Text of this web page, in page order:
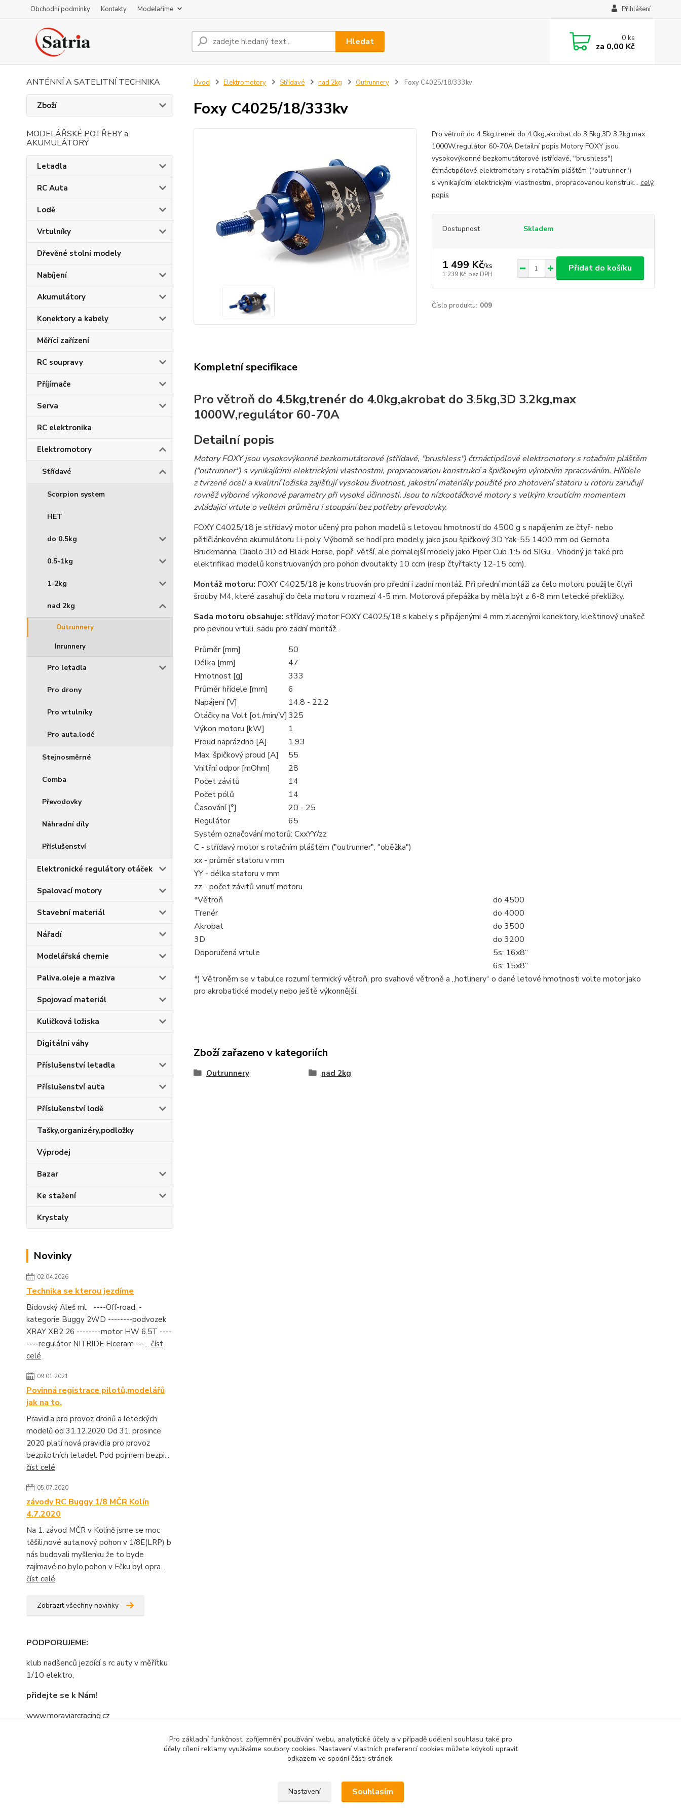
Obchodní podmínky Kontakty Modelaříme Přihlášení
Hledat 0ks
za 0,00 Kč
ANTÉNNÍ A SATELITNÍ TECHNIKA
Zboží
MODELÁŘSKÉ POTŘEBY a
AKUMULÁTORY
Letadla
RC Auta
Lodě
Vrtulníky
Dřevěné stolní modely
Nabíjení
Akumulátory
Konektory a kabely
Měřící zařízení
RC soupravy
Příjímače
Serva
RC elektronika
Elektromotory
Střídavé
Scorpion system
HET
do 0.5kg
0.5-1kg
1-2kg
nad 2kg
Outrunnery
Inrunnery
Pro letadla
Pro drony
Pro vrtulníky
Pro auta.lodě
Stejnosměrné
Comba
Převodovky
Náhradní díly
Příslušenství
Elektronické regulátory otáček
Spalovací motory
Stavební materiál
Nářadí
Modelářská chemie
Paliva.oleje a maziva
Spojovací materiál
Kuličková ložiska
Digitální váhy
Příslušenství letadla
Příslušenství auta
Příslušenství lodě
Tašky,organizéry,podložky
Výprodej
Bazar
Ke stažení
Krystaly
Novinky
02.04.2026
Technika se kterou jezdíme
Bidovský Aleš ml. ----Off-road: -
kategorie Buggy 2WD --------podvozek
XRAY XB2 26 --------motor HW 6.5T ----
----regulátor NITRIDE Elceram ---... číst
celé
09.01.2021
Povinná registrace pilotů,modelářů
jak na to.
Pravidla pro provoz dronů a leteckých
modelů od 31.12.2020 Od 31. prosince
2020 platí nová pravidla pro provoz
bezpilotních letadel. Pod pojmem bezpi...
číst celé
05.07.2020
závody RC Buggy 1/8 MČR Kolín
4.7.2020
Na 1. závod MČR v Kolíně jsme se moc
těšili,nové auta,nový pohon v 1/8E(LRP) b
nás budovali myšlenku že to byde
zajímavé,no,bylo,pohon v Ečku byl opra...
číst celé
Zobrazit všechny novinky
PODPORUJEME:
klub nadšenců jezdící s rc auty v měřítku
1/10 elektro,
přidejte se k Nám!
www.moraviarcracing.cz
Úvod Elektromotory Střídavé nad 2kg Outrunnery Foxy C4025/18/333kv
Foxy C4025/18/333kv
Pro větroň do 4.5kg,trenér do 4.0kg,akrobat do 3.5kg,3D 3.2kg,max
1000W,regulátor 60-70A Detailní popis Motory FOXY jsou
vysokovýkonné bezkomutátorové (střídavé, "brushless")
čtrnáctipólové elektromotory s rotačním pláštěm ("outrunner")
s vynikajícími elektrickými vlastnostmi, propracovanou konstruk... celý
popis
Dostupnost Skladem
1 499 Kč/ks
1 239 Kč bez DPH
Přidat do košíku
Číslo produktu: 009
Kompletní specifikace
Pro větroň do 4.5kg,trenér do 4.0kg,akrobat do 3.5kg,3D 3.2kg,max
1000W,regulátor 60-70A
Detailní popis
Motory FOXY jsou vysokovýkonné bezkomutátorové (střídavé, "brushless") čtrnáctipólové elektromotory s rotačním pláštěm
("outrunner") s vynikajícími elektrickými vlastnostmi, propracovanou konstrukcí a špičkovým výrobním zpracováním. Hřídele
z tvrzené oceli a kvalitní ložiska zajišťují vysokou životnost, jakostní materiály použité pro zhotovení statoru u rotoru zaručují
rovněž výborné výkonové parametry při vysoké účinnosti. Jsou to nízkootáčkové motory s velkým kroutícím momentem
zvládající vrtule o velkém průměru i stoupání bez potřeby převodovky.
FOXY C4025/18 je střídavý motor učený pro pohon modelů s letovou hmotností do 4500 g s napájením ze čtyř- nebo
pětičlánkového akumulátoru Li-poly. Výborně se hodí pro modely, jako jsou špičkový 3D Yak-55 1400 mm od Gernota
Bruckmanna, Diablo 3D od Black Horse, popř. větší, ale pomalejší modely jako Piper Cub 1:5 od SIGu... Vhodný je také pro
elektrifikaci modelů konstruovaných pro pohon dvoutakty 10 ccm (resp čtyřtakty 12-15 ccm).
Montáž motoru: FOXY C4025/18 je konstruován pro přední i zadní montáž. Při přední montáži za čelo motoru použijte čtyři
šrouby M4, které zasahují do čela motoru v rozmezí 4-5 mm. Motorová přepážka by měla být z 6-8 mm letecké překližky.
Sada motoru obsahuje: střídavý motor FOXY C4025/18 s kabely s připájenými 4 mm zlacenými konektory, kleštinový unašeč
pro pevnou vrtuli, sadu pro zadní montáž.
Průměr [mm]
50
Délka [mm]
47
Hmotnost [g]
333
Průměr hřídele [mm]
6
Napájení [V]
14.8 - 22.2
Otáčky na Volt [ot./min/V]325
Výkon motoru [kW]
1
Proud naprázdno [A]
1.93
Max. špičkový proud [A]
55
Vnitřní odpor [mOhm]
28
Počet závitů
14
Počet pólů
14
Časování [°]
20 - 25
Regulátor
65
Systém označování motorů: CxxYY/zz
C - střídavý motor s rotačním pláštěm ("outrunner", "oběžka")
xx - průměr statoru v mm
YY - délka statoru v mm
zz - počet závitů vinutí motoru
*Větroň
do 4500
Trenér
do 4000
Akrobat
do 3500
3D
do 3200
Doporučená vrtule
5s: 16x8“
6s: 15x8“
*) Větroněm se v tabulce rozumí termický větroň, pro svahové větroně a „hotlinery“ o dané letové hmotnosti volte motor jako
pro akrobatické modely nebo ještě výkonnější.
Zboží zařazeno v kategoriích
Outrunnery nad 2kg
Pro základní funkčnost, zpříjemnění používání webu, analytické účely a v případě udělení souhlasu také pro
účely cílení reklamy využíváme soubory cookies. Nastavení vlastních preferencí cookies můžete kdykoli upravit
odkazem ve spodní části stránek.
Nastavení Souhlasím